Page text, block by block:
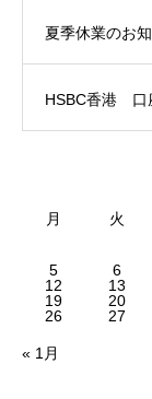
夏季休業のお
HSBC香港 口
月 火
5
6
12
13
19
20
26
27
« 1月